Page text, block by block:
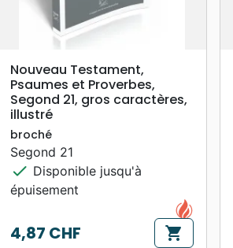
APERÇU RAPIDE
Nouveau Testament,
Psaumes et Proverbes,
Segond 21, gros caractères,
illustré
broché
Segond 21
check Disponible jusqu'à
épuisement
Prix
4,87 CHF shopping_cart